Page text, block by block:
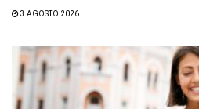
3 AGOSTO 2026